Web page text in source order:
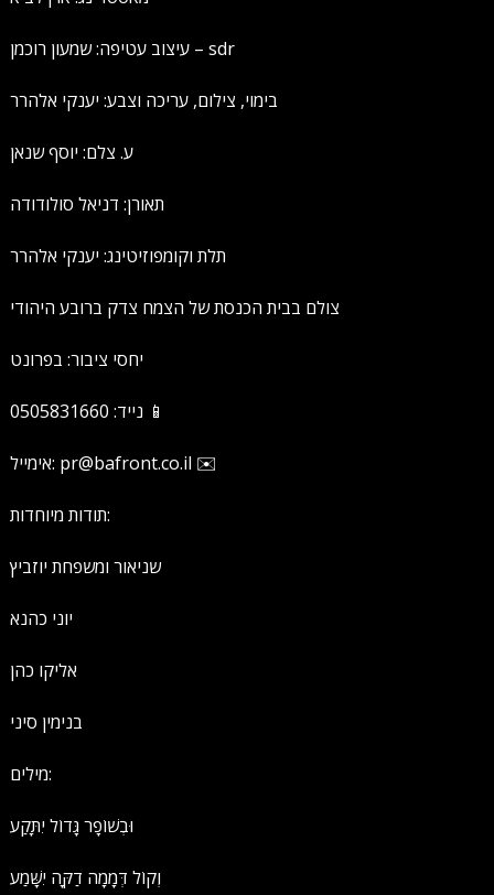
עיצוב עטיפה: שמעון רוכמן – sdr
בימוי, צילום, עריכה וצבע: יענקי אלהרר
ע. צלם: יוסף שנאן
תאורן: דניאל סולודודה
תלת וקומפוזיטינג: יענקי אלהרר
צולם בבית הכנסת של הצמח צדק ברובע היהודי
יחסי ציבור: בפרונט
נייד: 0505831660 📱
אימייל: pr@bafront.co.il ✉️
תודות מיוחדות:
שניאור ומשפחת יוזביץ
יוני כהנא
אליקו כהן
בנימין סיני
מילים:
וּבְשׁוֹפָר גָּדוֹל יִתָּקַע
וְקוֹל דְּמָמָה דַקָּה יִשָּׁמַע